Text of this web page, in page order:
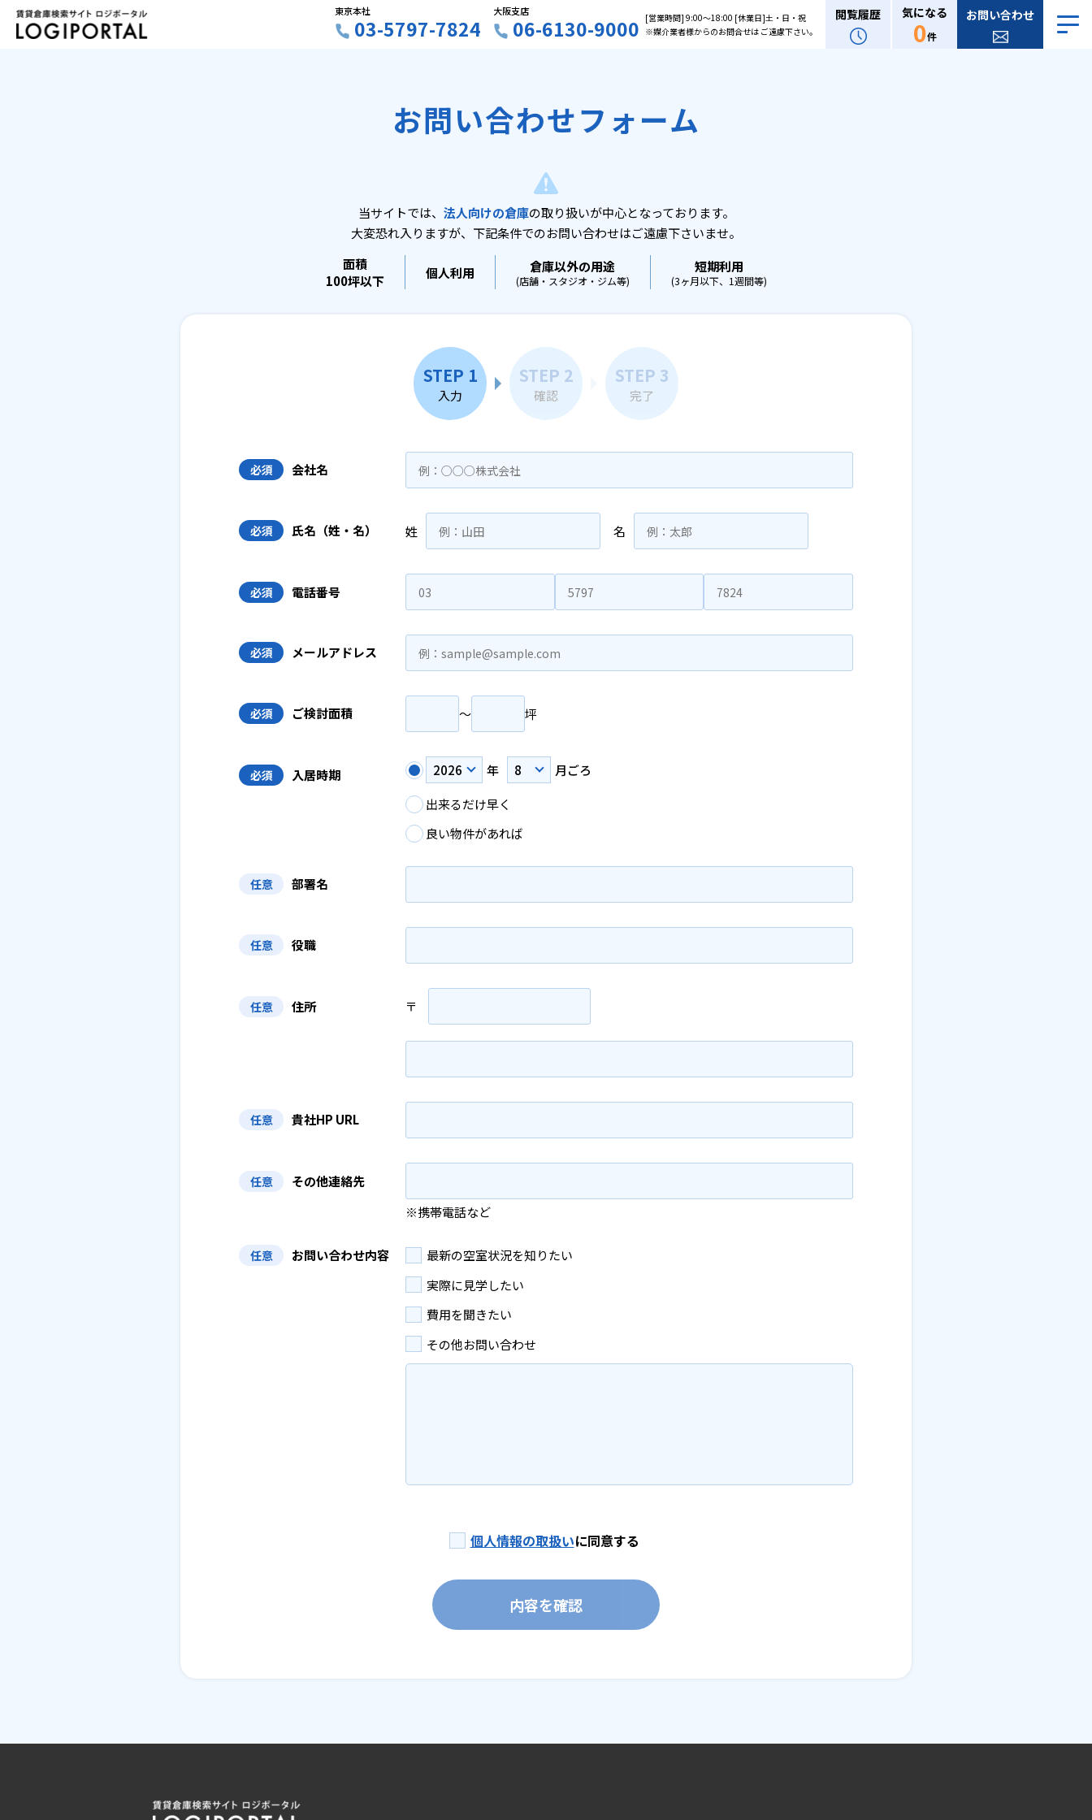
東京本社
03-5797-7824
大阪支店
06-6130-9000 [営業時間] 9:00〜18:00 [休業日]土・日・祝
※媒介業者様からのお問合せは ご遠慮下さい。
閲覧履歴 気になる
0件
お問い合わせ
お問い合わせフォーム
当サイトでは、 法人向けの倉庫の取り扱いが中心となっております。
大変恐れ入りますが、下記条件でのお問い合わせはご遠慮下さいませ。
面積
100坪以下
個人利用 倉庫以外の用途
(店舗・スタジオ・ジム等)
短期利用
(3ヶ月以下、1週間等)
STEP 1
入力
STEP 2
確認
STEP 3
完了
必須 会社名
必須 氏名（姓・名） 姓 名
必須 電話番号
必須 メールアドレス
必須 ご検討面積 〜 坪
必須 入居時期 年
月ごろ
出来るだけ早く
良い物件があれば
任意 部署名
任意 役職
任意 住所 〒
任意 貴社HP URL
任意
その他連絡先
※携帯電話など
任意 お問い合わせ内容
最新の空室状況を知りたい
実際に見学したい
費用を聞きたい
その他お問い合わせ
個人情報の取扱いに同意する
内容を確認